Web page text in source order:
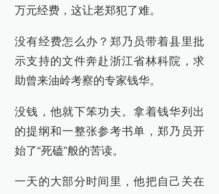
万元经费，这让老郑犯了难。
没有经费怎么办？郑乃员带着县里批
示支持的文件奔赴浙江省林科院，求
助曾来油岭考察的专家钱华。
没钱，他就下笨功夫。拿着钱华列出
的提纲和一整张参考书单，郑乃员开
始了“死磕”般的苦读。
一天的大部分时间里，他把自己关在